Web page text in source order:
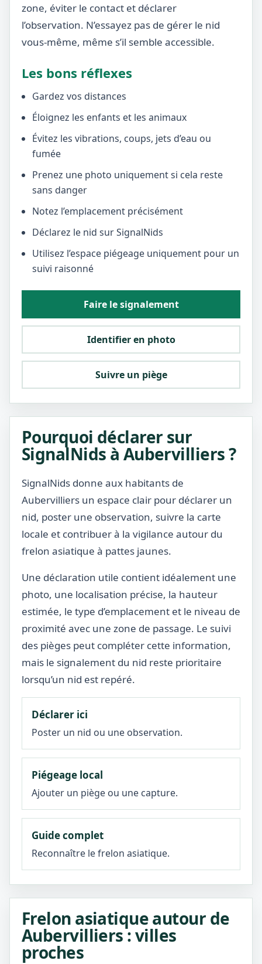
zone, éviter le contact et déclarer
l’observation. N’essayez pas de gérer le nid
vous-même, même s’il semble accessible.
Les bons réflexes
Gardez vos distances
Éloignez les enfants et les animaux
Évitez les vibrations, coups, jets d’eau ou
fumée
Prenez une photo uniquement si cela reste
sans danger
Notez l’emplacement précisément
Déclarez le nid sur SignalNids
Utilisez l’espace piégeage uniquement pour un
suivi raisonné
Faire le signalement
Identifier en photo
Suivre un piège
Pourquoi déclarer sur
SignalNids à Aubervilliers ?
SignalNids donne aux habitants de
Aubervilliers un espace clair pour déclarer un
nid, poster une observation, suivre la carte
locale et contribuer à la vigilance autour du
frelon asiatique à pattes jaunes.
Une déclaration utile contient idéalement une
photo, une localisation précise, la hauteur
estimée, le type d’emplacement et le niveau de
proximité avec une zone de passage. Le suivi
des pièges peut compléter cette information,
mais le signalement du nid reste prioritaire
lorsqu’un nid est repéré.
Déclarer ici
Poster un nid ou une observation.
Piégeage local
Ajouter un piège ou une capture.
Guide complet
Reconnaître le frelon asiatique.
Frelon asiatique autour de
Aubervilliers : villes
proches